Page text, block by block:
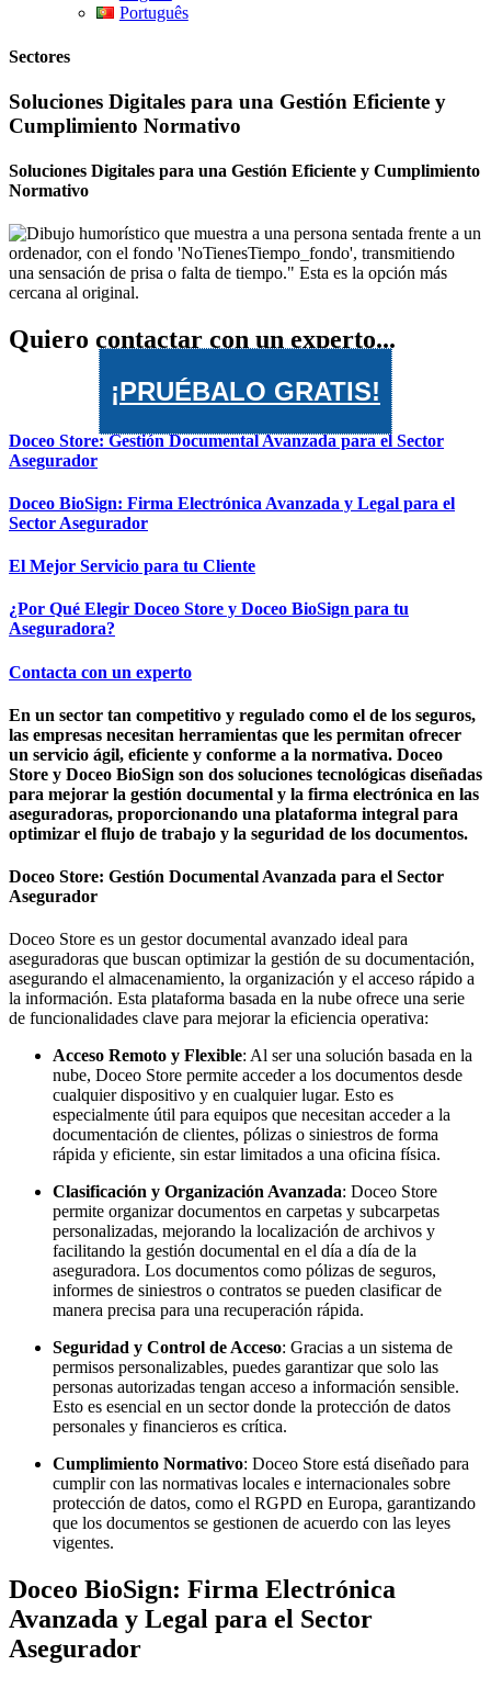
Português
Sectores
Soluciones Digitales para una Gestión Eficiente y
Cumplimiento Normativo
Soluciones Digitales para una Gestión Eficiente y Cumplimiento
Normativo
Quiero contactar con un experto...
¡PRUÉBALO GRATIS!
Doceo Store: Gestión Documental Avanzada para el Sector
Asegurador
Doceo BioSign: Firma Electrónica Avanzada y Legal para el
Sector Asegurador
El Mejor Servicio para tu Cliente
¿Por Qué Elegir Doceo Store y Doceo BioSign para tu
Aseguradora?
Contacta con un experto
En un sector tan competitivo y regulado como el de los seguros,
las empresas necesitan herramientas que les permitan ofrecer
un servicio ágil, eficiente y conforme a la normativa. Doceo
Store y Doceo BioSign son dos soluciones tecnológicas diseñadas
para mejorar la gestión documental y la firma electrónica en las
aseguradoras, proporcionando una plataforma integral para
optimizar el flujo de trabajo y la seguridad de los documentos.
Doceo Store: Gestión Documental Avanzada para el Sector
Asegurador
Doceo Store es un gestor documental avanzado ideal para
aseguradoras que buscan optimizar la gestión de su documentación,
asegurando el almacenamiento, la organización y el acceso rápido a
la información. Esta plataforma basada en la nube ofrece una serie
de funcionalidades clave para mejorar la eficiencia operativa:
Acceso Remoto y Flexible: Al ser una solución basada en la
nube, Doceo Store permite acceder a los documentos desde
cualquier dispositivo y en cualquier lugar. Esto es
especialmente útil para equipos que necesitan acceder a la
documentación de clientes, pólizas o siniestros de forma
rápida y eficiente, sin estar limitados a una oficina física.
Clasificación y Organización Avanzada: Doceo Store
permite organizar documentos en carpetas y subcarpetas
personalizadas, mejorando la localización de archivos y
facilitando la gestión documental en el día a día de la
aseguradora. Los documentos como pólizas de seguros,
informes de siniestros o contratos se pueden clasificar de
manera precisa para una recuperación rápida.
Seguridad y Control de Acceso: Gracias a un sistema de
permisos personalizables, puedes garantizar que solo las
personas autorizadas tengan acceso a información sensible.
Esto es esencial en un sector donde la protección de datos
personales y financieros es crítica.
Cumplimiento Normativo: Doceo Store está diseñado para
cumplir con las normativas locales e internacionales sobre
protección de datos, como el RGPD en Europa, garantizando
que los documentos se gestionen de acuerdo con las leyes
vigentes.
Doceo BioSign: Firma Electrónica
Avanzada y Legal para el Sector
Asegurador